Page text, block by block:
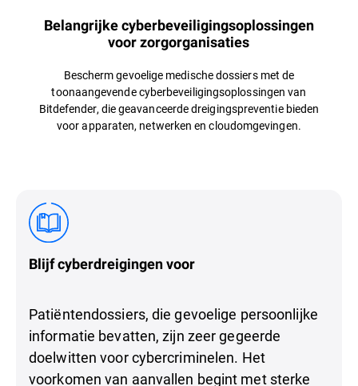
Belangrijke cyberbeveiligingsoplossingen
voor zorgorganisaties
Bescherm gevoelige medische dossiers met de
toonaangevende cyberbeveiligingsoplossingen van
Bitdefender, die geavanceerde dreigingspreventie bieden
voor apparaten, netwerken en cloudomgevingen.
Blijf cyberdreigingen voor
Patiëntendossiers, die gevoelige persoonlijke
informatie bevatten, zijn zeer gegeerde
doelwitten voor cybercriminelen. Het
voorkomen van aanvallen begint met sterke